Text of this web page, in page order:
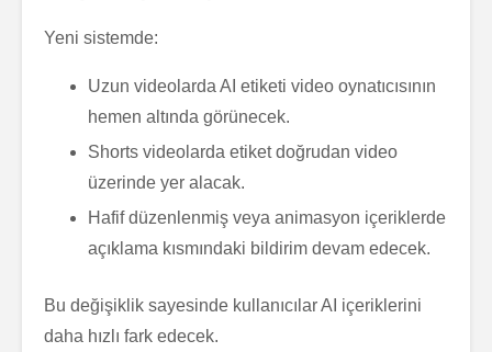
Yeni sistemde:
Uzun videolarda AI etiketi video oynatıcısının
hemen altında görünecek.
Shorts videolarda etiket doğrudan video
üzerinde yer alacak.
Hafif düzenlenmiş veya animasyon içeriklerde
açıklama kısmındaki bildirim devam edecek.
Bu değişiklik sayesinde kullanıcılar AI içeriklerini
daha hızlı fark edecek.